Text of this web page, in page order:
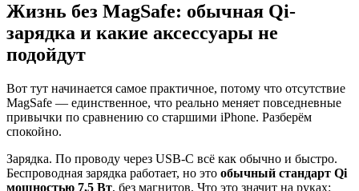
Жизнь без MagSafe: обычная Qi-
зарядка и какие аксессуары не
подойдут
Вот тут начинается самое практичное, потому что отсутствие
MagSafe — единственное, что реально меняет повседневные
привычки по сравнению со старшими iPhone. Разберём
спокойно.
Зарядка. По проводу через USB-C всё как обычно и быстро.
Беспроводная зарядка работает, но это обычный стандарт Qi
мощностью 7,5 Вт, без магнитов. Что это значит на руках: